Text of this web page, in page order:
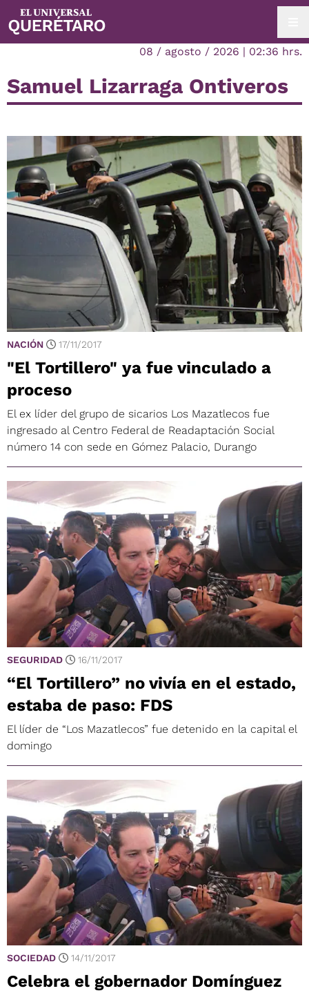
08 / agosto / 2026 | 02:36 hrs.
Samuel Lizarraga Ontiveros
NACIÓN 17/11/2017
"El Tortillero" ya fue vinculado a
proceso
El ex líder del grupo de sicarios Los Mazatlecos fue
ingresado al Centro Federal de Readaptación Social
número 14 con sede en Gómez Palacio, Durango
SEGURIDAD 16/11/2017
“El Tortillero” no vivía en el estado,
estaba de paso: FDS
El líder de “Los Mazatlecos” fue detenido en la capital el
domingo
SOCIEDAD 14/11/2017
Celebra el gobernador Domínguez